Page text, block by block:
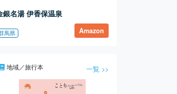
銀名湯 伊香保温泉
馬県 Amazon
地域／旅行本 一覧 >>